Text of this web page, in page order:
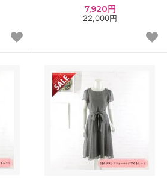
7,920円
22,000円